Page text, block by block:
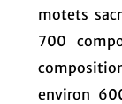
motets
700
environ